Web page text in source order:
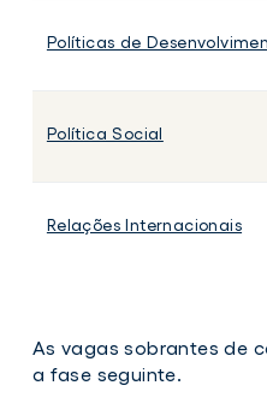
Políticas de
Política Social
Relações Internacionais
As vagas sobrantes de
a fase seguinte.